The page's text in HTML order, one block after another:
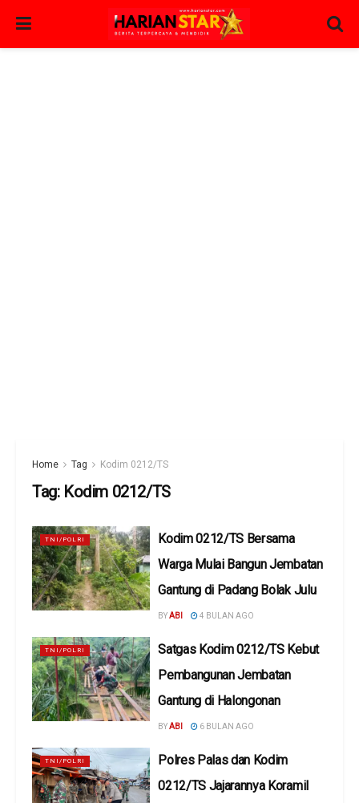
Home Tag Kodim 0212/TS
Tag: Kodim 0212/TS
TNI/POLRI
Kodim 0212/TS Bersama
Warga Mulai Bangun Jembatan
Gantung di Padang Bolak Julu
BYABI 4 BULAN AGO
TNI/POLRI
Satgas Kodim 0212/TS Kebut
Pembangunan Jembatan
Gantung di Halongonan
BYABI 6 BULAN AGO
TNI/POLRI
Polres Palas dan Kodim
0212/TS Jajarannya Koramil